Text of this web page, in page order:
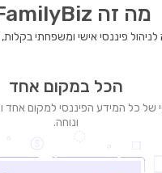
מה זה FamilyBiz?
פיננסי אישי ומשפחתי
הכל במקום אחד
של כל המידע הפיננסי למקום אחד
ונוחה.